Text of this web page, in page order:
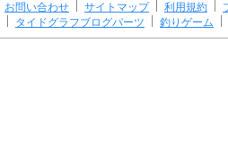
お問い合わせ サイトマップ 利用規約
タイドグラフブログパーツ 釣りゲーム